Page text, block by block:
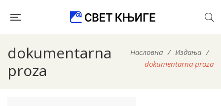
dokumentarna
proza
Насловна / Издања /
dokumentarna proza